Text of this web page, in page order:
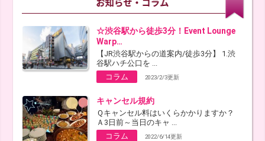
☆渋谷駅から徒歩3分！Event Lounge
Warp…
【JR渋谷駅からの道案内/徒歩3分】 1.渋
谷駅ハチ公口を ...
コラム
2023/2/3更新
キャンセル規約
Ｑキャンセル料はいくらかかりますか？
Ａ3日前～当日のキャ ...
コラム
2022/6/14更新